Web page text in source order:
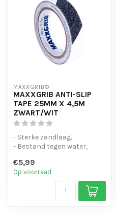
MAXXGRIB®
MAXXGRIB ANTI-SLIP
TAPE 25MM X 4,5M
ZWART/WIT
- Sterke zandlaag.
- Bestand tegen water,
- Is eenvo...
€5,99
Op voorraad